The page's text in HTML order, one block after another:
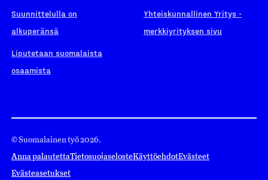
Suunnittelulla on
alkuperänsä
Liputetaan suomalaista
osaamista
Yhteiskunnallinen Yritys -
merkkiyrityksen sivu
© Suomalainen työ 2026.
Anna palautettaTietosuojaselosteKäyttöehdotEvästeet
Evästeasetukset